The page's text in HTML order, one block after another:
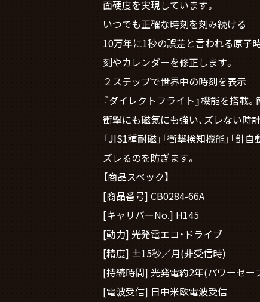
面硬度を実現しています。
いつでも正確な時刻を刻み続ける
10万年に1秒の誤差と言われる原子
刻やカレンダーを修正します。
２ステップで世界中の時刻を表示
『ダイレクトフライト』機能を搭載
衝撃にも磁気にも強い、ズレない時
「JIS1種耐磁」「衝撃検知機能」「
ズレるのを防ぎます。
【商品スペック】
[商品番号] CB0284-66A
[キャリバーNo.] H145
[動力] 光発電エコ・ドライブ
[精度] ±15秒／月(非受信時)
[持続時間] 光発電約2年(パワーセー
[電波受信] 日中米欧電波受信